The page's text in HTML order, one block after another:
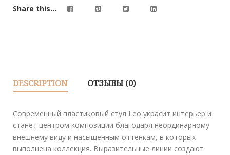
Share this...
DESCRIPTION ОТЗЫВЫ (0)
Современный пластиковый стул Leo украсит интерьер и
станет центром композиции благодаря неординарному
внешнему виду и насыщенным оттенкам, в которых
выполнена коллекция. Выразительные линии создают